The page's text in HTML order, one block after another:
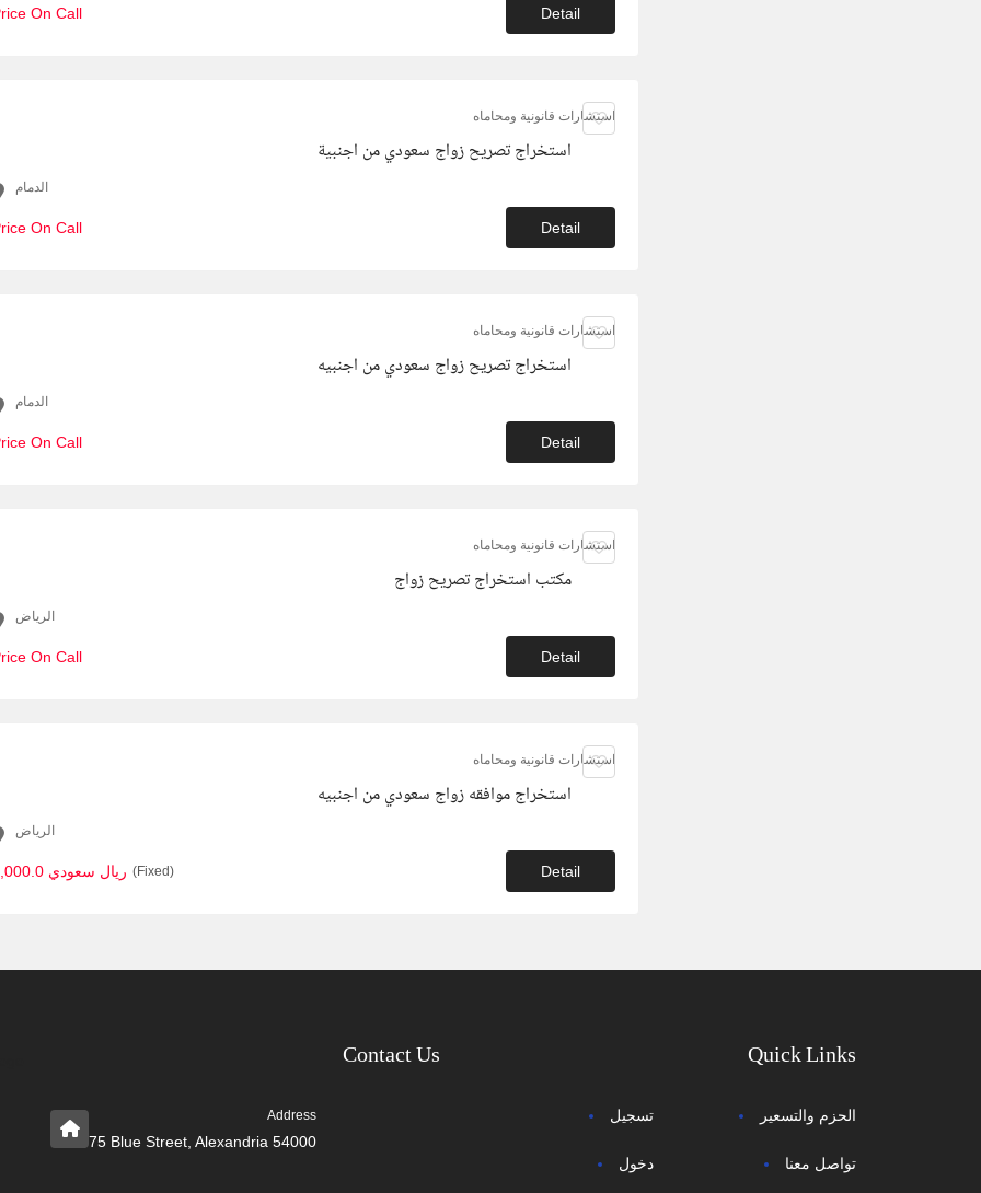
On Call Detail
استشارات قانونية ومحاماه
استخراج تصريح زواج سعودي من اجنبية
الدمام
On Call Detail
استشارات قانونية ومحاماه
استخراج تصريح زواج سعودي من اجنبيه
الدمام
On Call Detail
استشارات قانونية ومحاماه
مكتب استخراج تصريح زواج
الرياض
On Call Detail
استشارات قانونية ومحاماه
استخراج موافقه زواج سعودي من اجنبيه
الرياض
5,000.0 ريال سعودي (Fixed) Detail
Contact Us
Address
75 Blue Street, Alexandria 54000
Quick Links
تسجيل
دخول
الحزم والتسعير
تواصل معنا